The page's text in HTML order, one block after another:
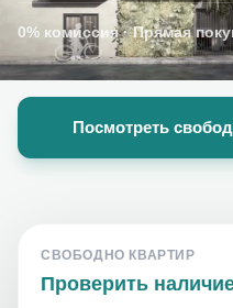
0% комиссия·Прямая
Посмотреть
СВОБОДНО КВАРТИР
Проверить